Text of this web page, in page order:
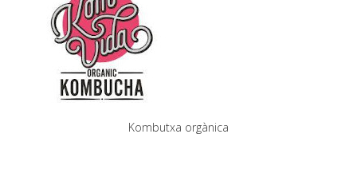
Kombutxa orgànica